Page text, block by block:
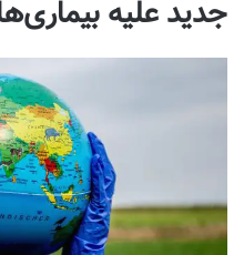
جدید علیه